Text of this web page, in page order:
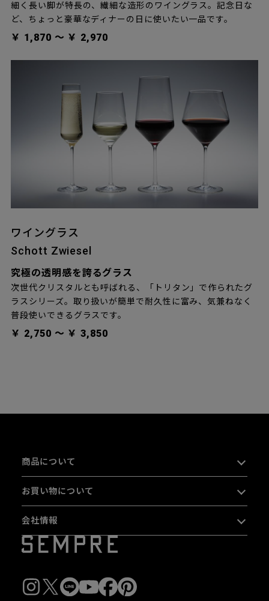
細く長い脚が特長の、繊細な造形のワイングラス。記念日な
ど、ちょっと豪華なディナーの日に使いたい一品です。
￥ 1,870 〜 ￥ 2,970
ワイングラス
Schott Zwiesel
究極の透明感を誇るグラス
次世代クリスタルとも呼ばれる、「トリタン」で作られたグ
ラスシリーズ。取り扱いが簡単で耐久性に富み、気兼ねなく
普段使いできるグラスです。
￥ 2,750 〜 ￥ 3,850
商品について
お買い物について
会社情報